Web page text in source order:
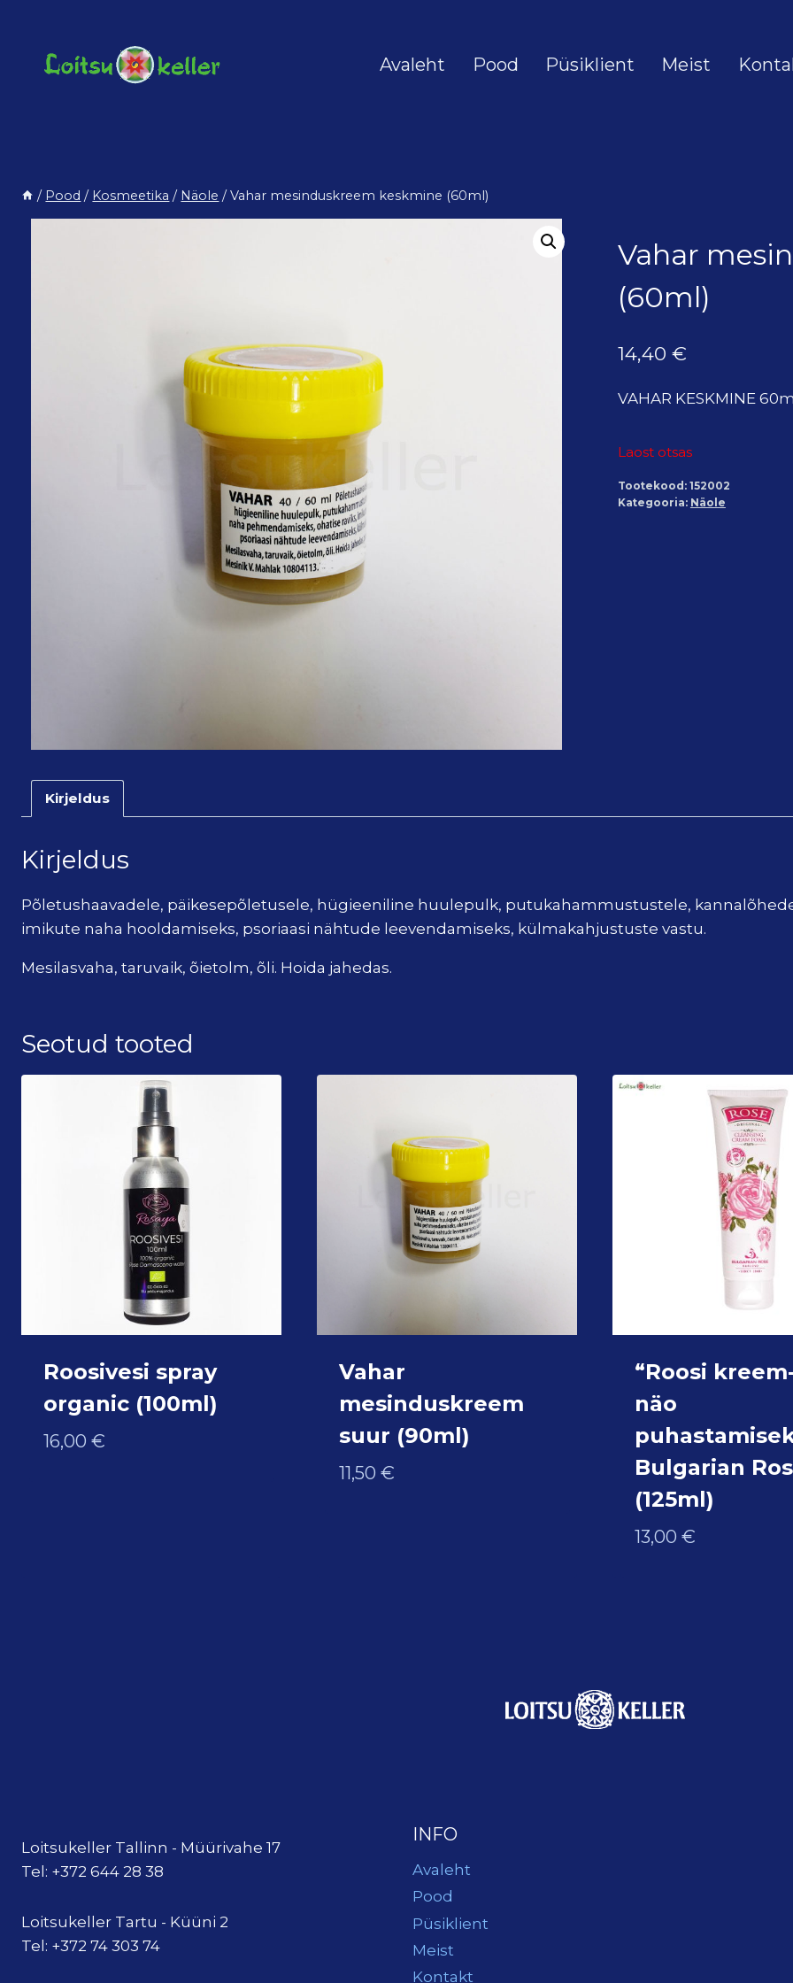
content
Avaleht Pood Püsiklient Meist
/ Pood / Kosmeetika / Näole / Vahar mesinduskreem keskmine (60ml)
Vahar
(60ml)
14,40 €
VAHAR KESKMINE
Laost otsas
Tootekood: 152002
Kategooria: Näole
Kirjeldus
Kirjeldus
Põletushaavadele, päikesepõletusele, hügieeniline huulepulk, putukahammustustele,
imikute naha hooldamiseks, psoriaasi nähtude leevendamiseks, külmakahjustuste vastu.
Mesilasvaha, taruvaik, õietolm, õli. Hoida jahedas.
Seotud tooted
Roosivesi spray
organic (100ml)
16,00 €
Vahar
mesinduskreem
suur (90ml)
11,50 €
“Roosi
näo
Bulgarian
(125ml)
13,00 €
Loitsukeller Tallinn - Müürivahe 17
Tel: +372 644 28 38
Loitsukeller Tartu - Küüni 2
Tel: +372 74 303 74
INFO
Avaleht
Pood
Püsiklient
Meist
Kontakt